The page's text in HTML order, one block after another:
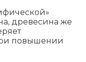
древесина же
повышении